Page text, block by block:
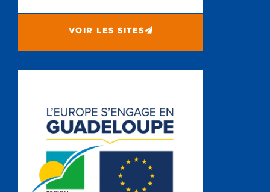
VOIR LES SITES